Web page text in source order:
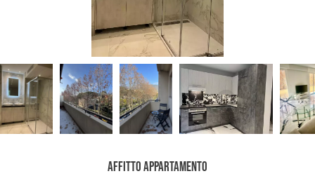
Affitto Appartamento